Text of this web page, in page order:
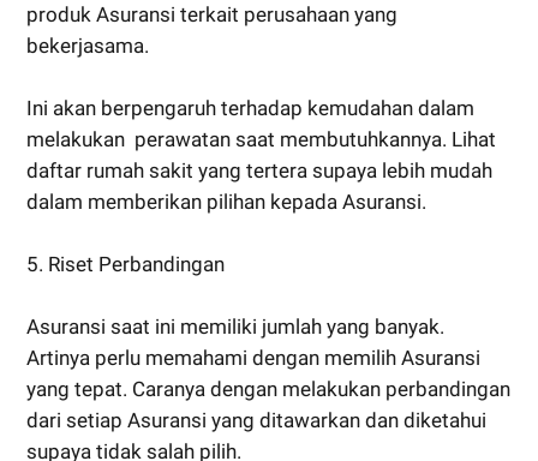
produk Asuransi terkait perusahaan yang
bekerjasama.
Ini akan berpengaruh terhadap kemudahan dalam
melakukan perawatan saat membutuhkannya. Lihat
daftar rumah sakit yang tertera supaya lebih mudah
dalam memberikan pilihan kepada Asuransi.
5. Riset Perbandingan
Asuransi saat ini memiliki jumlah yang banyak.
Artinya perlu memahami dengan memilih Asuransi
yang tepat. Caranya dengan melakukan perbandingan
dari setiap Asuransi yang ditawarkan dan diketahui
supaya tidak salah pilih.